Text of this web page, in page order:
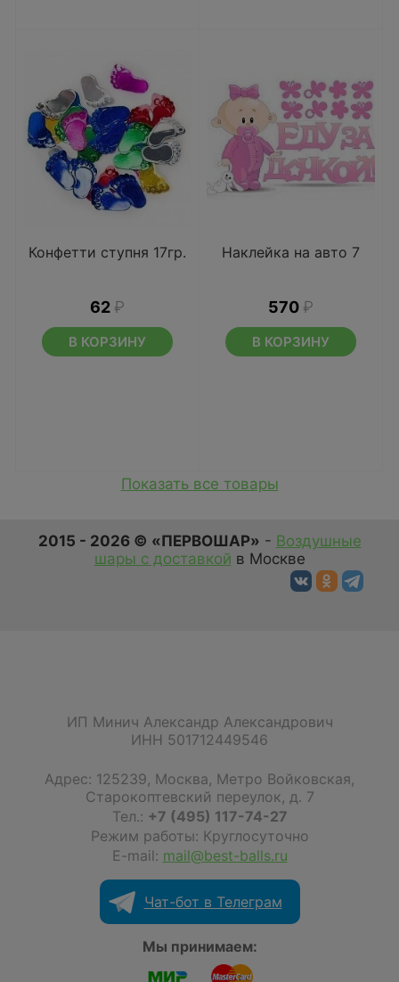
Конфетти ступня 17гр.
62 ₽
В КОРЗИНУ
Наклейка на авто 7
570 ₽
В КОРЗИНУ
Показать все товары
2015 - 2026 © «ПЕРВОШАР» - Воздушные
шары с доставкой в Москве
ИП Минич Александр Александрович
ИНН 501712449546
Адрес: 125239, Москва, Метро Войковская,
Старокоптевский переулок, д. 7
Тел.: +7 (495) 117-74-27
Режим работы: Круглосуточно
E-mail: mail@best-balls.ru
Чат-бот в Телеграм
Мы принимаем: